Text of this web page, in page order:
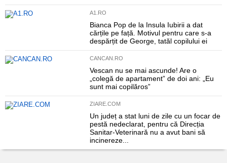
A1.RO
Bianca Pop de la Insula Iubirii a dat
cărțile pe față. Motivul pentru care s-a
despărțit de George, tatăl copilului ei
CANCAN.RO
Vescan nu se mai ascunde! Are o
„colegă de apartament” de doi ani: „Eu
sunt mai copilăros”
ZIARE.COM
Un județ a stat luni de zile cu un focar de
pestă nedeclarat, pentru că Direcția
Sanitar-Veterinară nu a avut bani să
incinereze...